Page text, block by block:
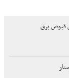
قبوض برق